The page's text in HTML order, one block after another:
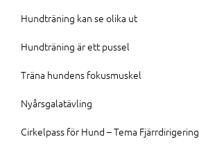
Hundträning kan se olika ut
Hundträning är ett pussel
Träna hundens fokusmuskel
Nyårsgalatävling
Cirkelpass för Hund – Tema Fjärrdirigering